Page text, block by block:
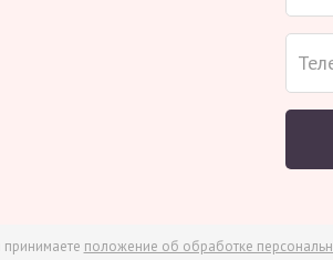
положение об обработке